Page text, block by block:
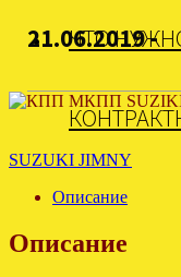
ЧТО
21.06.2019 -
SUZUKI JIMNY
Описание
Описание